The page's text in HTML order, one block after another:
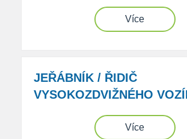
Více
JEŘÁBNÍK / ŘIDIČ
VYSOKOZDVIŽNÉHO
Více